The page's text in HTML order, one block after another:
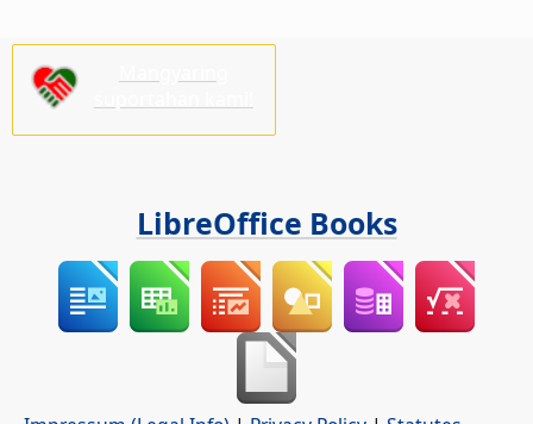
LibreOffice Books